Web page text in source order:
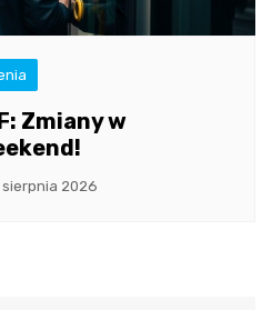
Zmiany w
sierpnia 2026